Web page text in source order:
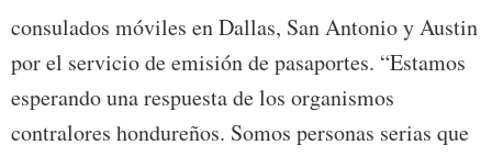
consulados móviles en Dallas, San Antonio y Austin
por el servicio de emisión de pasaportes. “Estamos
esperando una respuesta de los organismos
contralores hondureños. Somos personas serias que